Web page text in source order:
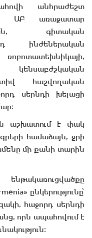
անհրաժեշտ
ԱԲ առաջատար
գիտական
ինժեներական
հաշվողական
սերնդի խելացի
աշխատում է փակ
համաձայն, ջրի
մի քանի տարին
ընկերությունը՝
հաջորդ սերնդի
որն ապահովում է